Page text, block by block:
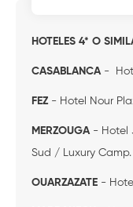
HOTELES 4* O
CASABLANCA -
FEZ - Hotel Nour
MERZOUGA - Hotel
Sud / Luxury Camp.
OUARZAZATE -